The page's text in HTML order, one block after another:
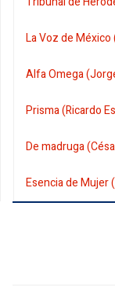
La Voz de México
Alfa Omega
Prisma (Ricardo
De madruga
Esencia de Mujer